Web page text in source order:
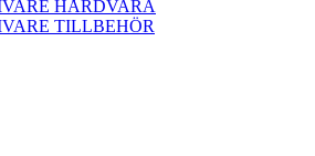
HÅRDVARA
TILLBEHÖR